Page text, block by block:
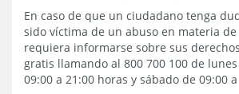
En caso de que un ciudadano tenga
sido víctima de un abuso en materia
requiera informarse sobre sus
gratis llamando al 800 700 100 de
09:00 a 21:00 horas y sábado de 09:00